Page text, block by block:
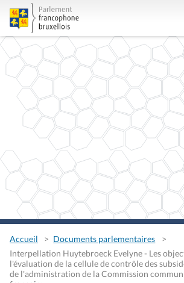
Accueil
Documents parlementaires
Interpellation Huytebroeck Evelyne - Les
l'évaluation de la cellule de contrôle des
de l'administration de la Commission